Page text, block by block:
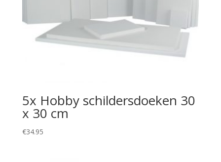
5x Hobby schildersdoeken 30
x 30 cm
€34.95